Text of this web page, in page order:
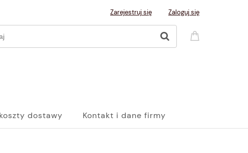
Zarejestruj się Zaloguj się
dostawy Kontakt i dane firmy